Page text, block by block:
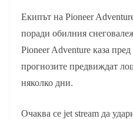
Екипът на Pioneer
поради обилния
Pioneer Adventure каза
прогнозите предвиждат
няколко дни.
Очаква се jet stream да